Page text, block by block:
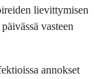
lievittymisen
vasteen
annokset